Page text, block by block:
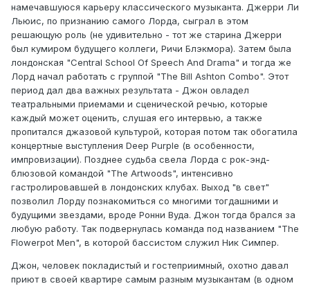
намечавшуюся карьеру классического музыканта. Джерри Ли
Льюис, по признанию самого Лорда, сыграл в этом
решающую роль (не удивительно - тот же старина Джерри
был кумиром будущего коллеги, Ричи Блэкмора). Затем была
лондонская "Central School Of Speech And Drama" и тогда же
Лорд начал работать с группой "The Bill Ashton Combo". Этот
период дал два важных результата - Джон овладел
театральными приемами и сценической речью, которые
каждый может оценить, слушая его интервью, а также
пропитался джазовой культурой, которая потом так обогатила
концертные выступления Deep Purple (в особенности,
импровизации). Позднее судьба свела Лорда с рок-энд-
блюзовой командой "The Artwoods", интенсивно
гастролировавшей в лондонских клубах. Выход "в свет"
позволил Лорду познакомиться со многими тогдашними и
будущими звездами, вроде Ронни Вуда. Джон тогда брался за
любую работу. Так подвернулась команда под названием "The
Flowerpot Men", в которой бассистом служил Ник Симпер.
Джон, человек покладистый и гостеприимный, охотно давал
приют в своей квартире самым разным музыкантам (в одном